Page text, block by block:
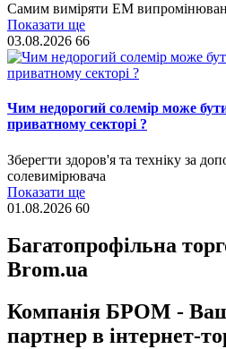
Самим виміряти ЕМ
Показати ще
03.08.2026 66
Чим недорогий солемір може
приватному секторі ?
Зберегти здоров'я та техніку за
солевимірювача
Показати ще
01.08.2026 60
Багатопрофільна
Brom.ua
Компанія БРОМ -
партнер в інтернет-